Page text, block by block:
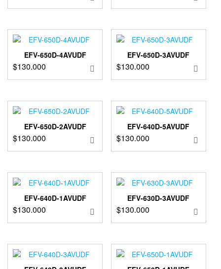
EFV-650D-4AVUDF
$130.000
EFV-650D-3AVUDF
$130.000
EFV-650D-2AVUDF
$130.000
EFV-640D-5AVUDF
$130.000
EFV-640D-1AVUDF
$130.000
EFV-630D-3AVUDF
$130.000